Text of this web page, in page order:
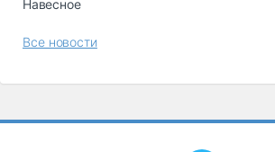
Навесное
Все новости